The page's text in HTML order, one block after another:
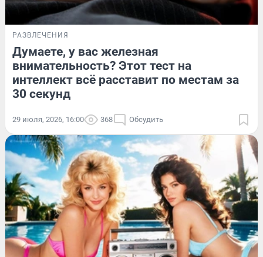
РАЗВЛЕЧЕНИЯ
Думаете, у вас железная
внимательность? Этот тест на
интеллект всё расставит по местам за
30 секунд
29 июля, 2026, 16:00 368 Обсудить